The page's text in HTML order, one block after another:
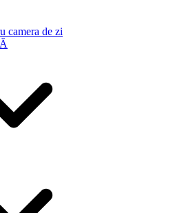
camera de zi